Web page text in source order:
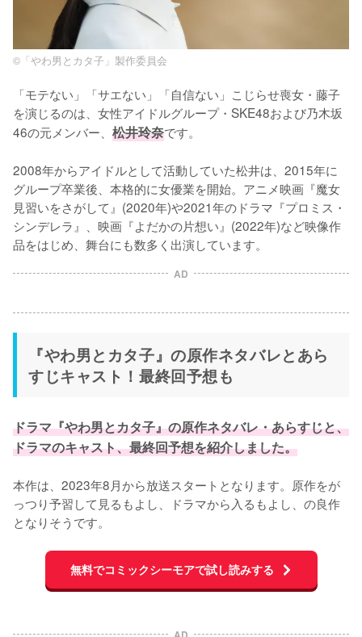
©「やわ男とカタ子」製作委員会
「モテない」「サエない」「自信ない」こじらせ喪女・藤子
を演じるのは、女性アイドルグループ・SKE48および乃木坂
46の元メンバー、 松井玲奈です。
2008年からアイドルとして活動していた松井は、2015年に
グループ卒業後、本格的に女優業を開始。アニメ映画『魔女
見習いをさがして』(2020年)や2021年のドラマ『プロミス・
シンデレラ』、映画『よだかの片想い』(2022年)など映像作
品をはじめ、舞台にも数多く出演しています。
AD
『やわ男とカタ子』の原作ネタバレとあら
すじキャスト！最終回予想も
ドラマ『やわ男とカタ子』の原作ネタバレ・あらすじと、
ドラマのキャスト、最終回予想を紹介しました。
本作は、2023年8月から放送スタートとなります。原作をが
っつり予習して見るもよし、ドラマから入るもよし、の良作
となりそうです。
無料でコミックシーモアで試し読みする